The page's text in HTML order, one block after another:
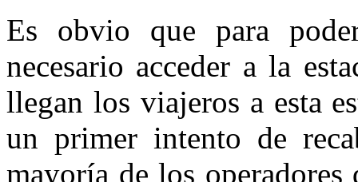
Es obvio que para
necesario acceder a la
llegan los viajeros a esta
un primer intento de
mayoría de los operadores